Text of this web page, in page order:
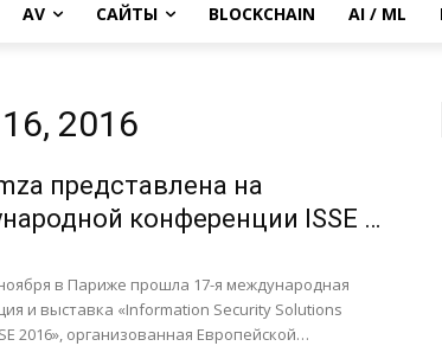
AV САЙТЫ BLOCKCHAIN AI / ML
2016
представлена на
конференции ISSE в
ноября в Париже прошла 17-я международная
и выставка «Information Security Solutions
2016», организованная Европейской